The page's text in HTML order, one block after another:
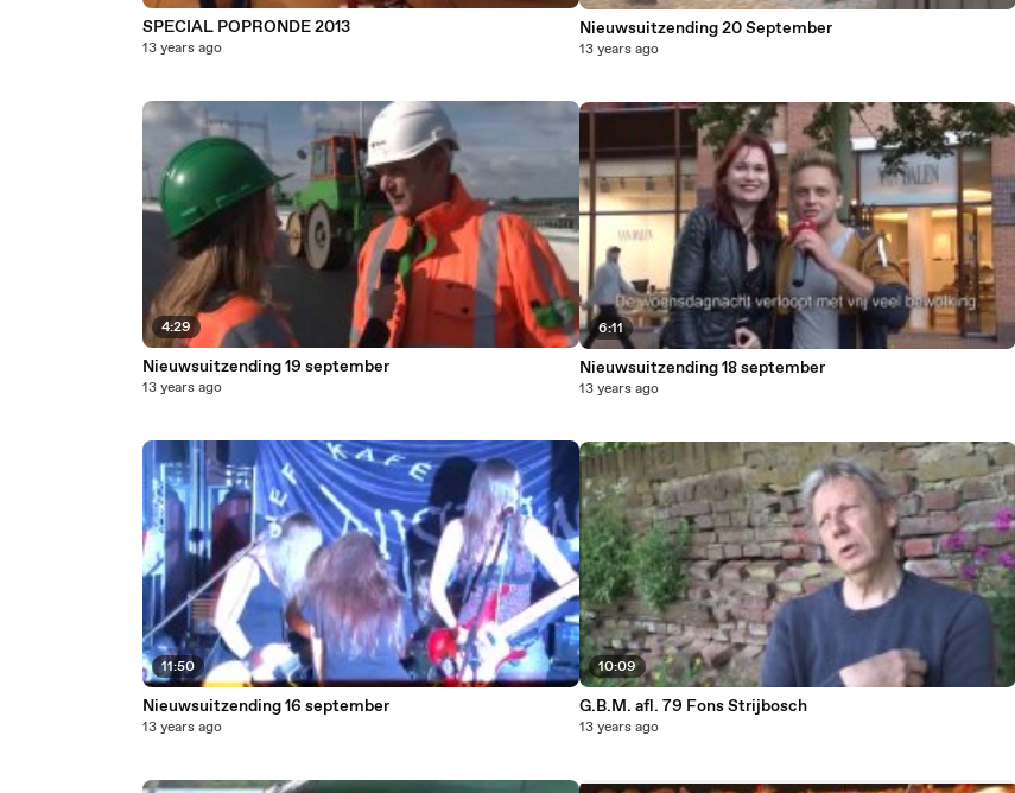
SPECIAL POPRONDE 2013
13 years ago
4:29
Nieuwsuitzending 19 september
13 years ago
11:50
Nieuwsuitzending 16 september
13 years ago
Nieuwsuitzending 20 September
13 years ago
6:11
Nieuwsuitzending 18 september
13 years ago
10:09
G.B.M. afl. 79 Fons Strijbosch
13 years ago